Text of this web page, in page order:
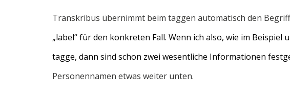
Transkribus übernimmt beim taggen automatisch den
„label“ für den konkreten Fall. Wenn ich also, wie im Beispiel
tagge, dann sind schon zwei wesentliche Informationen
Personennamen etwas weiter unten.